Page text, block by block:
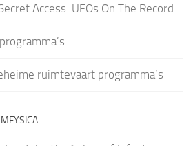
Access: UFOs On The Record
ruimtevaart programma’s